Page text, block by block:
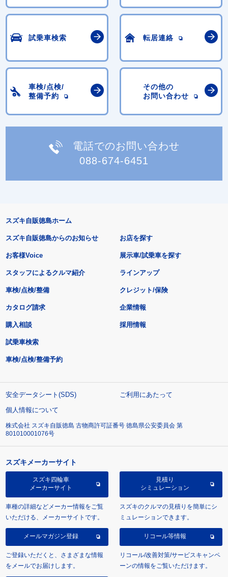
試乗車検索 転居連絡
車検/点検/
整備予約
その他の
お問い合わせ
電話でのお問い合わせ
088-674-6451
スズキ自販徳島ホーム
スズキ自販徳島からのお知らせ
お客様Voice
スタッフによるクルマ紹介
お店を探す
展示車/試乗車を探す
ラインアップ
車検/点検/整備 クレジット/保険
カタログ請求
購入相談
試乗車検索
車検/点検/整備予約
企業情報
採用情報
安全データシート(SDS)
ご利用にあたって
個人情報について
株式会社 スズキ自販徳島 古物商許可証番号 徳島県公安委員会 第
801010001076号
スズキメーカーサイト
スズキ四輪車
メーカーサイト
車種の詳細などメーカー情報をご覧
いただける、メーカーサイトです。
見積り
シミュレーション
スズキのクルマの見積りを簡単にシ
ミュレーションできます。
メールマガジン登録
ご登録いただくと、さまざまな情報
をメールでお届けします。
リコール等情報
リコール/改善対策/サービスキャンペ
ーンの情報をご覧いただけます。